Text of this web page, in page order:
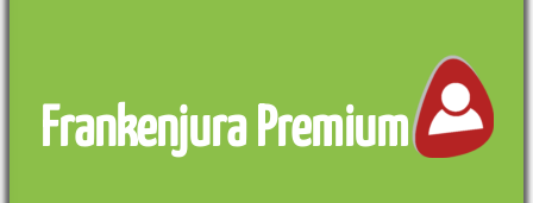
Frankenjura Premium